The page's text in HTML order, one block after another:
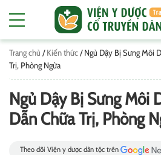
Trang chủ /Kiến thức/Ngủ Dậy Bị Sưng Môi
Trị, Phòng Ngừa
Ngủ Dậy Bị Sưng Môi
Dẫn Chữa Trị, Phòng
Theo dõi Viện y dược dân tộc trên